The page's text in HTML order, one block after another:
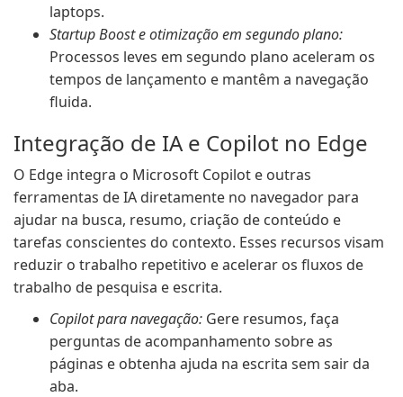
laptops.
Startup Boost e otimização em segundo plano:
Processos leves em segundo plano aceleram os
tempos de lançamento e mantêm a navegação
fluida.
Integração de IA e Copilot no Edge
O Edge integra o Microsoft Copilot e outras
ferramentas de IA diretamente no navegador para
ajudar na busca, resumo, criação de conteúdo e
tarefas conscientes do contexto. Esses recursos visam
reduzir o trabalho repetitivo e acelerar os fluxos de
trabalho de pesquisa e escrita.
Copilot para navegação: Gere resumos, faça
perguntas de acompanhamento sobre as
páginas e obtenha ajuda na escrita sem sair da
aba.